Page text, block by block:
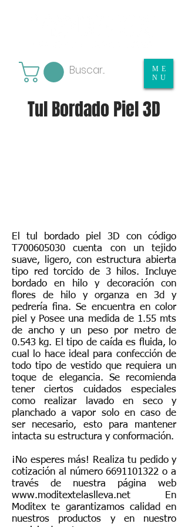
ME
NU
Tul Bordado Piel 3D
El tul bordado piel 3D con código
T700605030 cuenta con un tejido
suave, ligero, con estructura abierta
tipo red torcido de 3 hilos. Incluye
bordado en hilo y decoración con
flores de hilo y organza en 3d y
pedrería fina. Se encuentra en color
piel y Posee una medida de 1.55 mts
de ancho y un peso por metro de
0.543 kg. El tipo de caída es fluida, lo
cual lo hace ideal para confección de
todo tipo de vestido que requiera un
toque de elegancia. Se recomienda
tener ciertos cuidados especiales
como realizar lavado en seco y
planchado a vapor solo en caso de
ser necesario, esto para mantener
intacta su estructura y conformación.
¡No esperes más! Realiza tu pedido y
cotización al número6691101322 o a
través de nuestra página web
www.moditextelaslleva.net En
Moditex te garantizamos calidad en
nuestros productos y en nuestro